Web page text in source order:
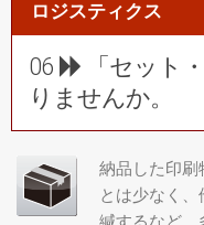
ロジスティクス
06
「セット
りませんか。
納品した印刷
とは少なく